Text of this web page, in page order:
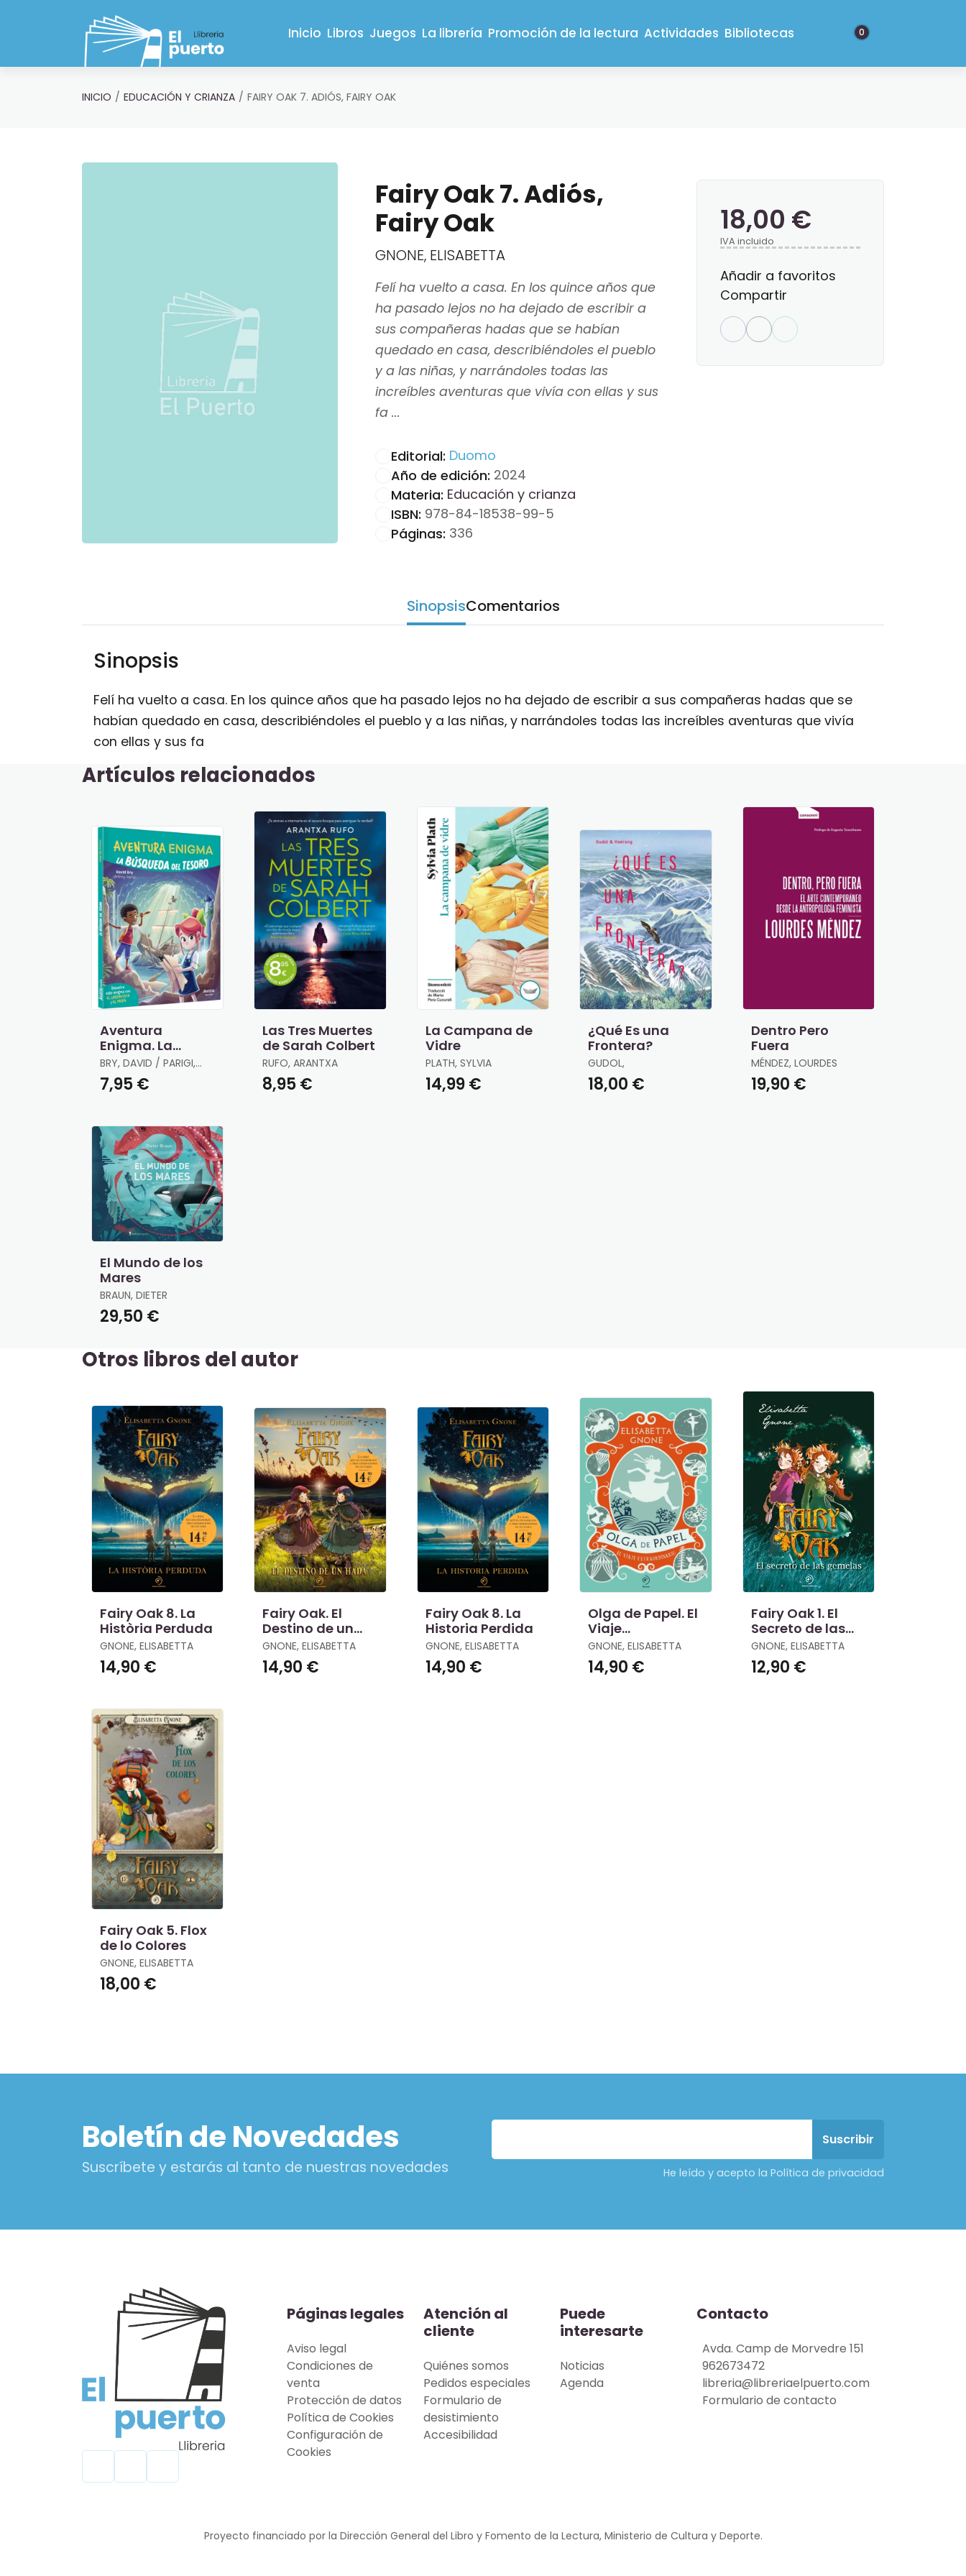
Inicio Libros Juegos La librería Promoción de la lectura Actividades Bibliotecas 0
INICIO EDUCACIÓN Y CRIANZA FAIRY OAK 7. ADIÓS, FAIRY OAK
Fairy Oak 7. Adiós,
Fairy Oak
GNONE, ELISABETTA
Felí ha vuelto a casa. En los quince años que
ha pasado lejos no ha dejado de escribir a
sus compañeras hadas que se habían
quedado en casa, describiéndoles el pueblo
y a las niñas, y narrándoles todas las
increíbles aventuras que vivía con ellas y sus
fa ...
Editorial: Duomo
Año de edición: 2024
Materia: Educación y crianza
ISBN: 978-84-18538-99-5
Páginas: 336
18,00 €
IVA incluido
Añadir a favoritos
Compartir
SinopsisComentarios
Sinopsis
Felí ha vuelto a casa. En los quince años que ha pasado lejos no ha dejado de escribir a sus compañeras hadas que se
habían quedado en casa, describiéndoles el pueblo y a las niñas, y narrándoles todas las increíbles aventuras que vivía
con ellas y sus fa
Artículos relacionados
Aventura
Enigma. La
Búsqueda del
Tesoro
BRY, DAVID / PARIGI,
JÉRÉMY
7,95 €
Las Tres Muertes
de Sarah Colbert
RUFO, ARANTXA
8,95 €
La Campana de
Vidre
PLATH, SYLVIA
14,99 €
¿Qué Es una
Frontera?
GUDOL,
18,00 €
Dentro Pero
Fuera
MÉNDEZ, LOURDES
19,90 €
El Mundo de los
Mares
BRAUN, DIETER
29,50 €
Otros libros del autor
Fairy Oak 8. La
Història Perduda
GNONE, ELISABETTA
14,90 €
Fairy Oak. El
Destino de un
Hada
GNONE, ELISABETTA
14,90 €
Fairy Oak 8. La
Historia Perdida
GNONE, ELISABETTA
14,90 €
Olga de Papel. El
Viaje
Extraordinario
GNONE, ELISABETTA
14,90 €
Fairy Oak 1. El
Secreto de las
Gemelas
GNONE, ELISABETTA
12,90 €
Fairy Oak 5. Flox
de lo Colores
GNONE, ELISABETTA
18,00 €
Boletín de Novedades
Suscríbete y estarás al tanto de nuestras novedades He leído y acepto la Política de privacidad
Páginas legales
Aviso legal
Condiciones de
venta
Protección de datos
Política de Cookies
Configuración de
Cookies
Atención al
cliente
Quiénes somos
Pedidos especiales
Formulario de
desistimiento
Accesibilidad
Puede
interesarte
Noticias
Agenda
Contacto
Avda. Camp de Morvedre 151
962673472
libreria@libreriaelpuerto.com
Formulario de contacto
Proyecto financiado por la Dirección General del Libro y Fomento de la Lectura, Ministerio de Cultura y Deporte.